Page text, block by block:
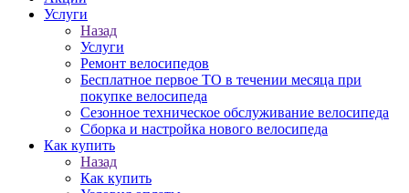
Услуги
Назад
Услуги
Ремонт велосипедов
Бесплатное первое ТО в течении месяца при
покупке велосипеда
Сезонное техническое обслуживание велосипеда
Сборка и настройка нового велосипеда
Как купить
Назад
Как купить